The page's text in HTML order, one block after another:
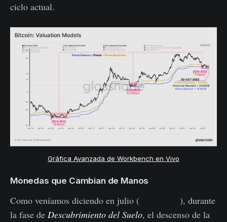
ciclo actual.
Gráfica Avanzada de Workbench en Vivo
Monedas que Cambian de Manos
Como veníamos diciendo en julio (
), durante
la fase de Descubrimiento del Suelo, el descenso de la